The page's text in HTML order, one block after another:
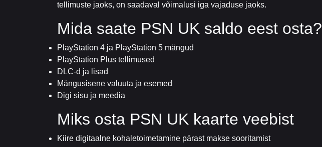
tellimuste jaoks, on saadaval võimalusi iga vajaduse jaoks.
Mida saate PSN UK saldo eest osta?
PlayStation 4 ja PlayStation 5 mängud
PlayStation Plus tellimused
DLC-d ja lisad
Mängusisene valuuta ja esemed
Digi sisu ja meedia
Miks osta PSN UK kaarte veebist
Kiire digitaalne kohaletoimetamine pärast makse sooritamist